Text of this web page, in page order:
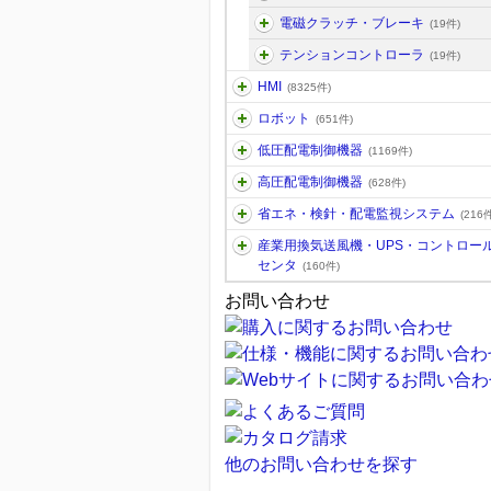
電磁クラッチ・ブレーキ (19件)
テンションコントローラ (19件)
HMI (8325件)
ロボット (651件)
低圧配電制御機器 (1169件)
高圧配電制御機器 (628件)
省エネ・検針・配電監視システム (216
産業用換気送風機・UPS・コントロー
センタ
(160件)
お問い合わせ
他のお問い合わせを探す